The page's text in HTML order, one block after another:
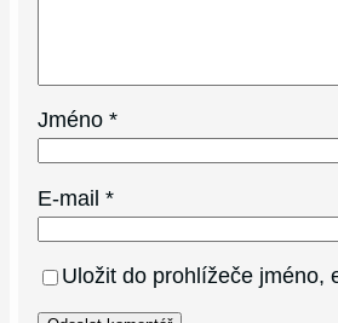
Jméno*
E-mail*
Uložit do prohlížeče jméno,